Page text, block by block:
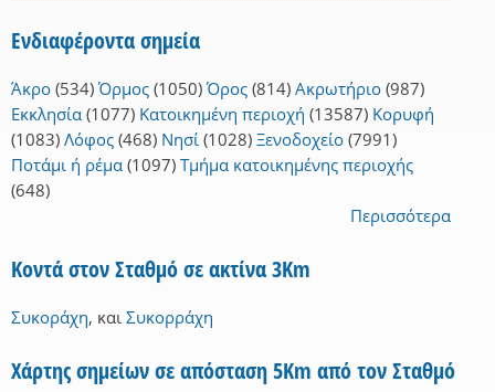
Ενδιαφέροντα σημεία
Άκρο (534) Όρμος (1050) Όρος (814) Ακρωτήριο (987)
Εκκλησία (1077) Κατοικημένη περιοχή (13587) Κορυφή
(1083) Λόφος (468) Νησί (1028) Ξενοδοχείο (7991)
Ποτάμι ή ρέμα (1097) Τμήμα κατοικημένης περιοχής
(648)
Περισσότερα
Κοντά στον Σταθμό σε ακτίνα 3Km
Συκοράχη, και Συκορράχη
Χάρτης σημείων σε απόσταση 5Km από τον Σταθμό